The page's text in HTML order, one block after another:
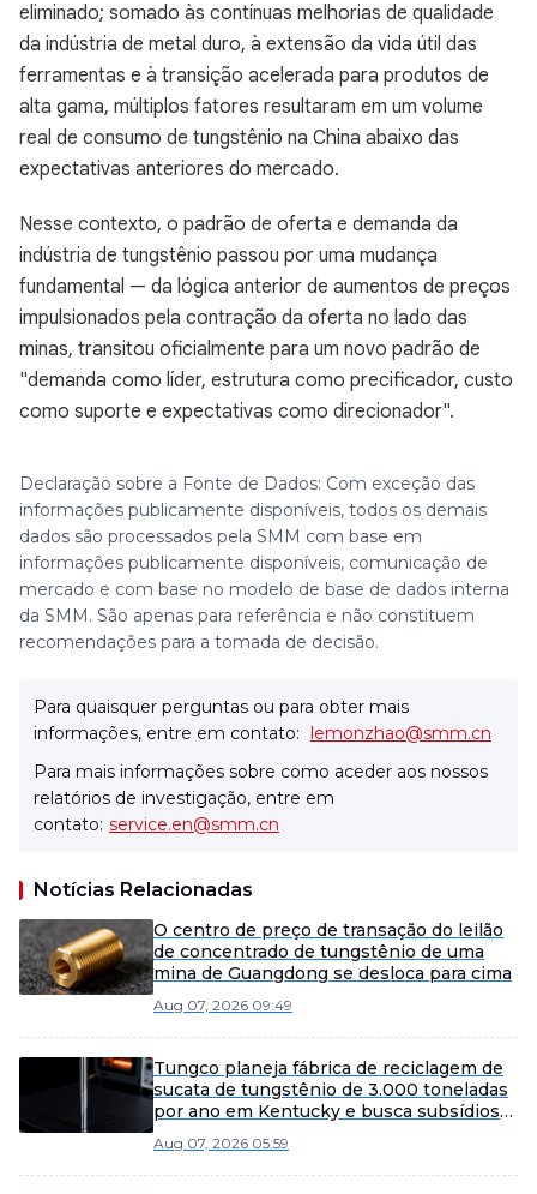
eliminado; somado às contínuas melhorias de qualidade
da indústria de metal duro, à extensão da vida útil das
ferramentas e à transição acelerada para produtos de
alta gama, múltiplos fatores resultaram em um volume
real de consumo de tungstênio na China abaixo das
expectativas anteriores do mercado.
Nesse contexto, o padrão de oferta e demanda da
indústria de tungstênio passou por uma mudança
fundamental — da lógica anterior de aumentos de preços
impulsionados pela contração da oferta no lado das
minas, transitou oficialmente para um novo padrão de
"demanda como líder, estrutura como precificador, custo
como suporte e expectativas como direcionador".
Declaração sobre a Fonte de Dados: Com exceção das
informações publicamente disponíveis, todos os demais
dados são processados pela SMM com base em
informações publicamente disponíveis, comunicação de
mercado e com base no modelo de base de dados interna
da SMM. São apenas para referência e não constituem
recomendações para a tomada de decisão.
Para quaisquer perguntas ou para obter mais
informações, entre em contato: lemonzhao@smm.cn
Para mais informações sobre como aceder aos nossos
relatórios de investigação, entre em
contato: service.en@smm.cn
Notícias Relacionadas
O centro de preço de transação do leilão
de concentrado de tungstênio de uma
mina de Guangdong se desloca para cima
Aug 07, 2026 09:49
Tungco planeja fábrica de reciclagem de
sucata de tungstênio de 3.000 toneladas
por ano em Kentucky e busca subsídios
Aug 07, 2026 05:59